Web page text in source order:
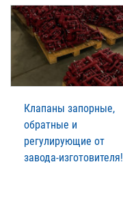
Клапаны запорные,
обратные и
регулирующие от
завода-изготовителя!